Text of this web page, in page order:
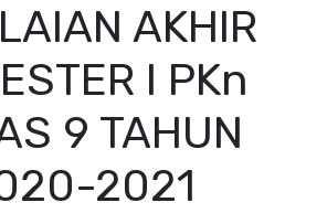
AKHIR
I PKn
9 TAHUN
2021